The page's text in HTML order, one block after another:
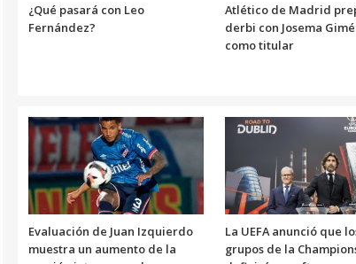
¿Qué pasará con Leo
Fernández?
Atlético de Madrid
derbi con Josema
como titular
Evaluación de Juan Izquierdo
muestra un aumento de la
La UEFA anunció que
grupos de la